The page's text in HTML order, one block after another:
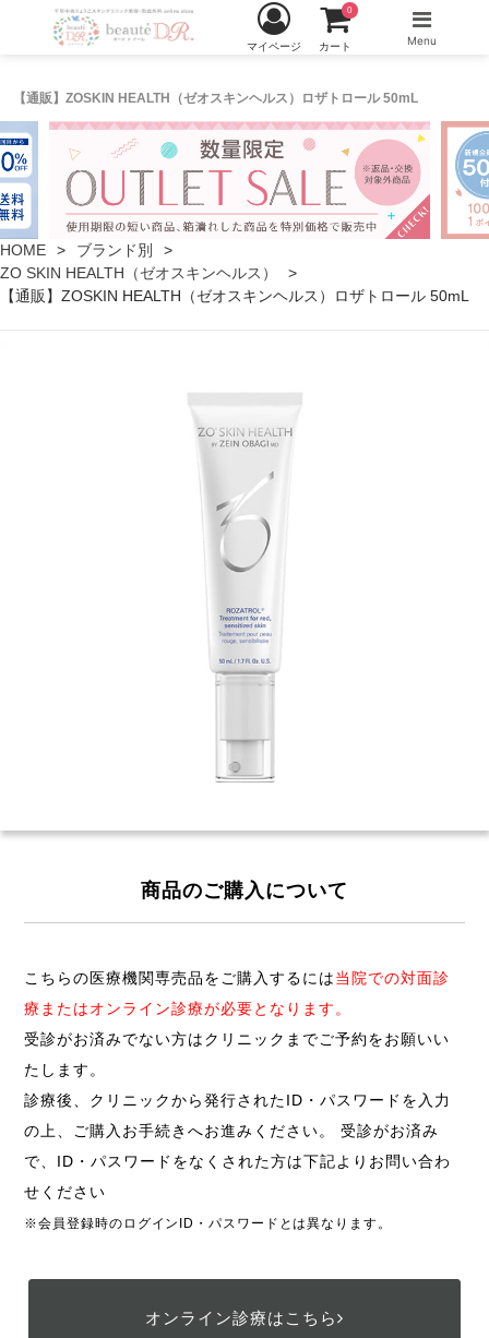
【通販】ZOSKIN HEALTH（ゼオスキンヘルス）ロザトロール 50mL
マイページ カート
0
Menu
HOME
ブランド別
ZO SKIN HEALTH（ゼオスキンヘルス）
【通販】ZOSKIN HEALTH（ゼオスキンヘルス）ロザトロール 50mL
商品のご購入について
こちらの医療機関専売品をご購入するには当院での対面診
療またはオンライン診療が必要となります。
受診がお済みでない方はクリニックまでご予約をお願いい
たします。
診療後、クリニックから発行されたID・パスワードを入力
の上、ご購入お手続きへお進みください。 受診がお済み
で、ID・パスワードをなくされた方は下記よりお問い合わ
せください
※会員登録時のログインID・パスワードとは異なります。
オンライン診療はこちら